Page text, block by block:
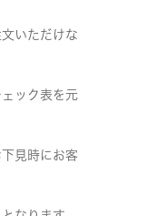
いただけな
ック表を元
見時にお客